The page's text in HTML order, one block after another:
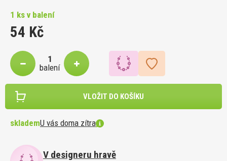
1 ks v balení
54 Kč
balení
VLOŽIT DO KOŠÍKU
sklademU vás doma zítra
V designeru hravě